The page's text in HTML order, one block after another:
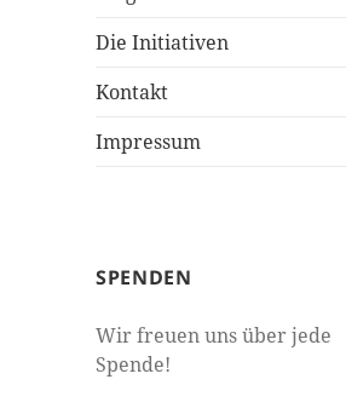
Die Initiativen
Kontakt
Impressum
SPENDEN
Wir freuen uns über jede
Spende!